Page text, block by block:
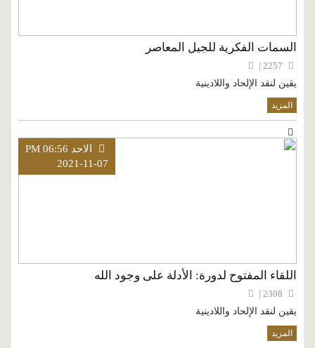
السمات الفكرية للجيل المعاصر
يقين لنقد الإلحاد واللادينية
المزيد
الاحد PM 06:56
2021-11-07
اللقاء المفتوح لدورة: الأدلة على وجود الله
يقين لنقد الإلحاد واللادينية
المزيد